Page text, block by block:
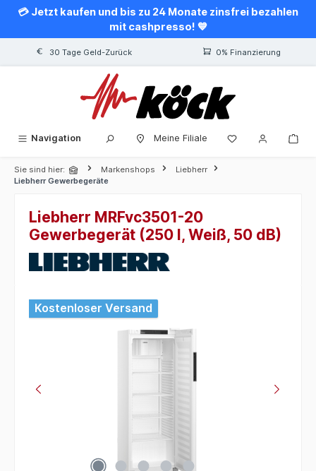
springen
💳 Jetzt kaufen und bis zu 24 Monate zinsfrei bezahlen
mit cashpresso! 💙
30 Tage Geld-Zurück 0% Finanzierung
Navigation Meine Filiale
Sie sind hier: Markenshops
Liebherr
Liebherr Gewerbegeräte
Liebherr MRFvc3501-20
Gewerbegerät (250 l, Weiß, 50 dB)
Bildergalerie überspringen
Kostenloser Versand